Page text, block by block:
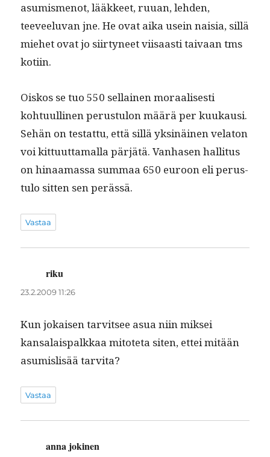
asum­is­menot, lääk­keet, ruuan, lehden,
teeveelu­van jne. He ovat aika usein naisia, sil­lä
miehet ovat jo siir­tyneet viisaasti taivaan tms
kotiin.
Oiskos se tuo 550 sel­l­ainen moraalis­es­ti
kohtu­ulli­nen perus­tu­lon määrä per kuukausi.
Sehän on tes­tat­tu, että sil­lä yksinäi­nen vela­ton
voi kit­tuut­ta­mal­la pär­jätä. Van­hasen hal­li­tus
on hinaa­mas­sa sum­maa 650 euroon eli perus­
tu­lo sit­ten sen perässä.
Vastaa
riku
23.2.2009 11:26
Kun jokaisen tarvit­see asua niin mik­sei
kansalais­palkkaa mitote­ta siten, ettei mitään
asum­is­lisää tarvita?
Vastaa
anna jokinen